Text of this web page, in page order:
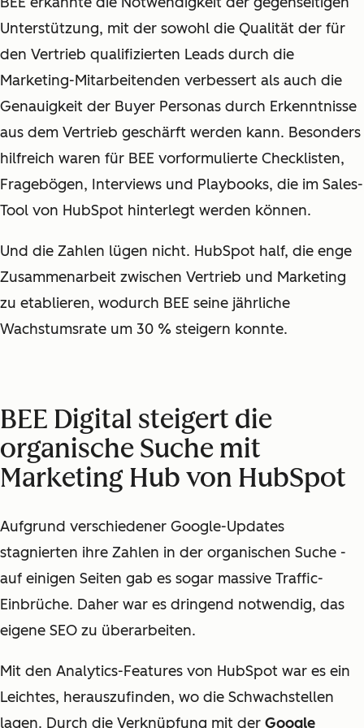
Unterstützung, mit der sowohl die Qualität der für
den Vertrieb qualifizierten Leads durch die
Marketing-Mitarbeitenden verbessert als auch die
Genauigkeit der Buyer Personas durch Erkenntnisse
aus dem Vertrieb geschärft werden kann. Besonders
hilfreich waren für BEE vorformulierte Checklisten,
Fragebögen, Interviews und Playbooks, die im Sales-
Tool von HubSpot hinterlegt werden können.
Und die Zahlen lügen nicht. HubSpot half, die enge
Zusammenarbeit zwischen Vertrieb und Marketing
zu etablieren, wodurch BEE seine jährliche
Wachstumsrate um 30 % steigern konnte.
BEE Digital steigert die
organische Suche mit
Marketing Hub von HubSpot
Aufgrund verschiedener Google-Updates
stagnierten ihre Zahlen in der organischen Suche -
auf einigen Seiten gab es sogar massive Traffic-
Einbrüche. Daher war es dringend notwendig, das
eigene SEO zu überarbeiten.
Mit den Analytics-Features von HubSpot war es ein
Leichtes, herauszufinden, wo die Schwachstellen
lagen. Durch die Verknüpfung mit der Google